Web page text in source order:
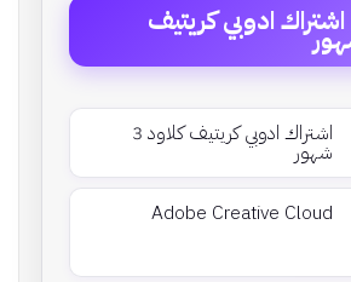
ادوبي كريتيف
اشتراك ادوبي كريتيف كلاود 3
شهور
Adobe Creative Cloud